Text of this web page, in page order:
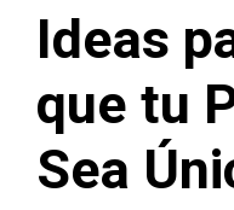
Ideas
que tu
Sea